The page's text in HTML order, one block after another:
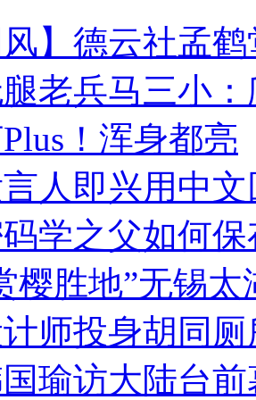
风】德云社孟
老兵马三小
！浑身都亮
人即兴用中
学之父如何
樱胜地”无锡
师投身胡同
瑜访大陆台